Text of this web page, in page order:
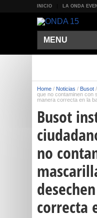
INICIO LA ONDA
MENU
Home / Noticias / Busot /
que no contaminen con
manera correcta en la
Busot
no
correcta